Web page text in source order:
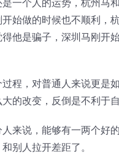
始做的时候也不顺利，
他是骗子，深圳马刚开
程，对普通人来说更是
的改变，反倒是不利于自
来说，能够有一两个好
别人拉开差距了。